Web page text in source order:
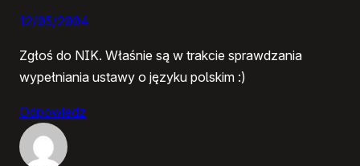
12/05/2004
Zgłoś do NIK. Właśnie są w trakcie sprawdzania
wypełniania ustawy o języku polskim :)
Odpowiedz